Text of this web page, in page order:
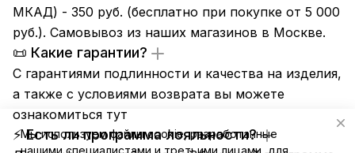
МКАД) - 350 руб. (бесплатно при покупке от 5 000
руб.). Самовывоз из наших магазинов в Москве.
📜 Какие гарантии?
С гарантиями подлинности и качества на изделия,
а также с условиями возврата вы можете
ознакомиться тут
⚡ Есть ли программа лояльности?
Мы используем файлы cookie, разработанные
нашими специалистами и третьими лицами, для